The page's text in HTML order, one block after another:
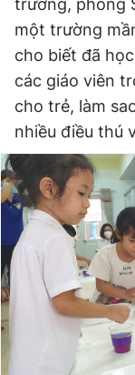
trường, phòng
một trường
cho biết đã
các giáo viên
cho trẻ, làm
nhiều điều thú